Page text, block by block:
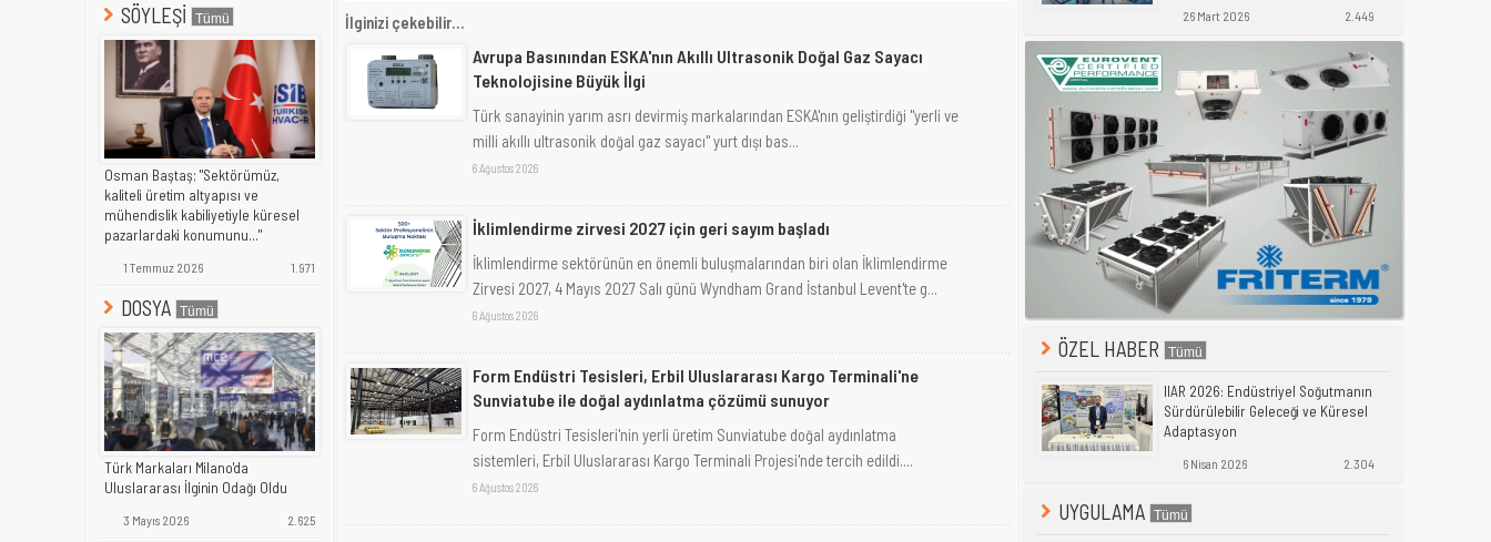
SÖYLEŞİ
Osman Baştaş; "Sektörümüz,
kaliteli üretim altyapısı ve
mühendislik kabiliyetiyle küresel
pazarlardaki konumunu..."
1 Temmuz 2026 1.971
DOSYA
Türk Markaları Milano'da
Uluslararası İlginin Odağı Oldu
3 Mayıs 2026 2.625
İlginizi çekebilir...
Avrupa Basınından ESKA'nın Akıllı Ultrasonik Doğal Gaz Sayacı
Teknolojisine Büyük İlgi
Türk sanayinin yarım asrı devirmiş markalarından ESKA'nın geliştirdiği "yerli ve
milli akıllı ultrasonik doğal gaz sayacı" yurt dışı bas...
6 Ağustos 2026
İklimlendirme zirvesi 2027 için geri sayım başladı
İklimlendirme sektörünün en önemli buluşmalarından biri olan İklimlendirme
Zirvesi 2027, 4 Mayıs 2027 Salı günü Wyndham Grand İstanbul Levent'te g...
6 Ağustos 2026
Form Endüstri Tesisleri, Erbil Uluslararası Kargo Terminali'ne
Sunviatube ile doğal aydınlatma çözümü sunuyor
Form Endüstri Tesisleri'nin yerli üretim Sunviatube doğal aydınlatma
sistemleri, Erbil Uluslararası Kargo Terminali Projesi'nde tercih edildi....
6 Ağustos 2026
26 Mart 2026 2.449
ÖZEL HABER
IIAR 2026: Endüstriyel Soğutmanın
Sürdürülebilir Geleceği ve Küresel
Adaptasyon
6 Nisan 2026 2.304
UYGULAMA